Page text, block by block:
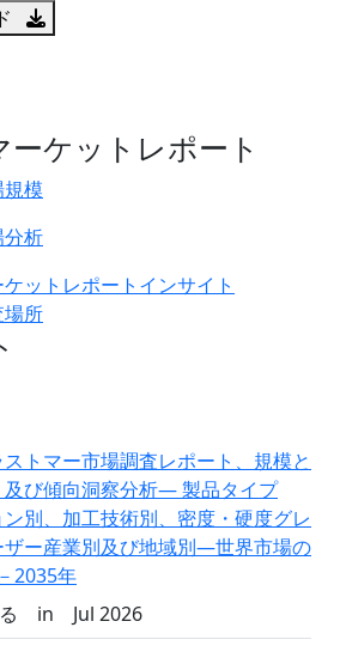
ーケットレポート
模
分析
ットレポートインサイト
場所
トマー市場調査レポート、規模と
及び傾向洞察分析― 製品タイプ
別、加工技術別、密度・硬度グレ
ザー産業別及び地域別―世界市場の
2035年
in Jul 2026